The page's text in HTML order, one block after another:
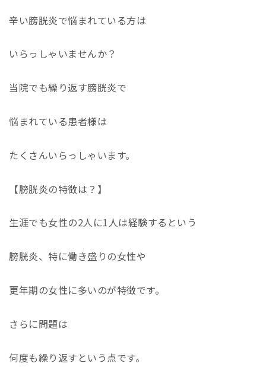
辛い膀胱炎で悩まれている方は
いらっしゃいませんか？
当院でも繰り返す膀胱炎で
悩まれている患者様は
たくさんいらっしゃいます。
【膀胱炎の特徴は？】
生涯でも女性の2人に1人は経験するという
膀胱炎、特に働き盛りの女性や
更年期の女性に多いのが特徴です。
さらに問題は
何度も繰り返すという点です。